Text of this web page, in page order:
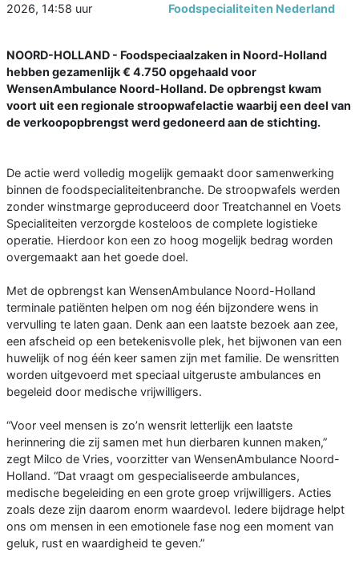
2026, 14:58 uur
Foodspecialiteiten Nederland
NOORD-HOLLAND - Foodspeciaalzaken in Noord-Holland
hebben gezamenlijk € 4.750 opgehaald voor
WensenAmbulance Noord-Holland. De opbrengst kwam
voort uit een regionale stroopwafelactie waarbij een deel van
de verkoopopbrengst werd gedoneerd aan de stichting.
De actie werd volledig mogelijk gemaakt door samenwerking
binnen de foodspecialiteitenbranche. De stroopwafels werden
zonder winstmarge geproduceerd door Treatchannel en Voets
Specialiteiten verzorgde kosteloos de complete logistieke
operatie. Hierdoor kon een zo hoog mogelijk bedrag worden
overgemaakt aan het goede doel.
Met de opbrengst kan WensenAmbulance Noord-Holland
terminale patiënten helpen om nog één bijzondere wens in
vervulling te laten gaan. Denk aan een laatste bezoek aan zee,
een afscheid op een betekenisvolle plek, het bijwonen van een
huwelijk of nog één keer samen zijn met familie. De wensritten
worden uitgevoerd met speciaal uitgeruste ambulances en
begeleid door medische vrijwilligers.
“Voor veel mensen is zo’n wensrit letterlijk een laatste
herinnering die zij samen met hun dierbaren kunnen maken,”
zegt Milco de Vries, voorzitter van WensenAmbulance Noord-
Holland. “Dat vraagt om gespecialiseerde ambulances,
medische begeleiding en een grote groep vrijwilligers. Acties
zoals deze zijn daarom enorm waardevol. Iedere bijdrage helpt
ons om mensen in een emotionele fase nog een moment van
geluk, rust en waardigheid te geven.”